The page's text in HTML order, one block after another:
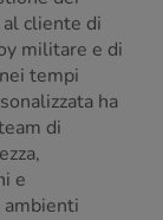
cliente di
militare e di
tempi
ha
di
e